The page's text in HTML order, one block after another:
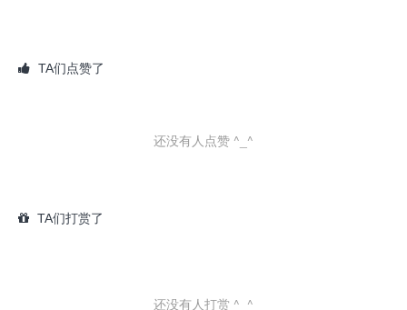
TA们点赞了
还没有人点赞 ^_^
TA们打赏了
还没有人打赏 ^_^